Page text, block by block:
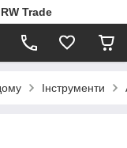
Trade
Інструменти